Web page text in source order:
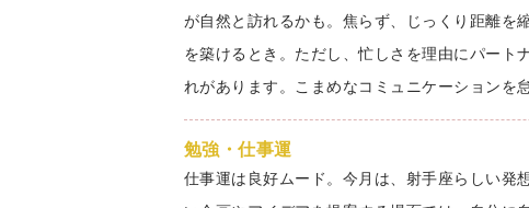
が自然と訪れるかも。焦らず、じっくり距離を
を築けるとき。ただし、忙しさを理由にパート
れがあります。こまめなコミュニケーションを
勉強・仕事運
仕事運は良好ムード。今月は、射手座らしい発